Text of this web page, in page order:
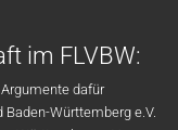
im FLVBW:
dafür
Württemberg e.V.